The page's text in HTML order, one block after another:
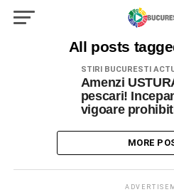
All posts
STIRI BUCURESTI
Amenzi
pescari!
vigoare
MORE